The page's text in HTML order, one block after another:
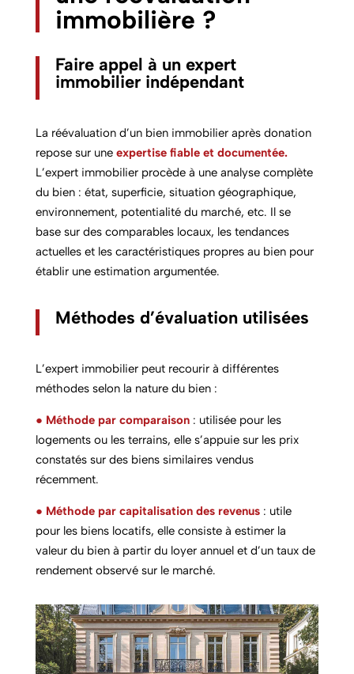
immobilière ?
Faire appel à un expert
immobilier indépendant
La réévaluation d’un bien immobilier après donation
repose sur une expertise fiable et documentée.
L’expert immobilier procède à une analyse complète
du bien : état, superficie, situation géographique,
environnement, potentialité du marché, etc. Il se
base sur des comparables locaux, les tendances
actuelles et les caractéristiques propres au bien pour
établir une estimation argumentée.
Méthodes d’évaluation utilisées
L’expert immobilier peut recourir à différentes
méthodes selon la nature du bien :
● Méthode par comparaison: utilisée pour les
logements ou les terrains, elle s’appuie sur les prix
constatés sur des biens similaires vendus
récemment.
● Méthode par capitalisation des revenus: utile
pour les biens locatifs, elle consiste à estimer la
valeur du bien à partir du loyer annuel et d’un taux de
rendement observé sur le marché.